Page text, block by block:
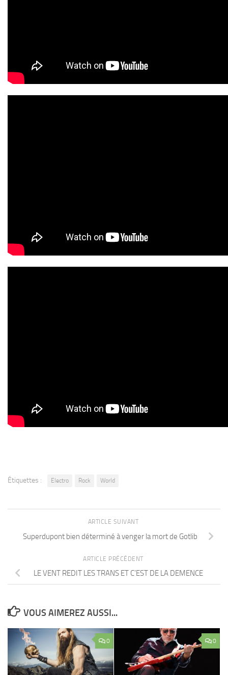
Étiquettes : Electro Rock World
ARTICLE SUIVANT
Superdupont bien déterminé à venger la mort de Gotlib
ARTICLE PRÉCÉDENT
LE VENT REDIT LES TRANS ET C’EST DE LA DEMENCE
VOUS AIMEREZ AUSSI...
0 0